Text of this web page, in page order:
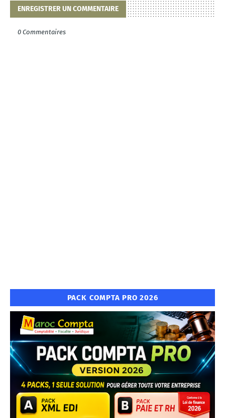
ENREGISTRER UN COMMENTAIRE
0 Commentaires
PACK COMPTA PRO 2026